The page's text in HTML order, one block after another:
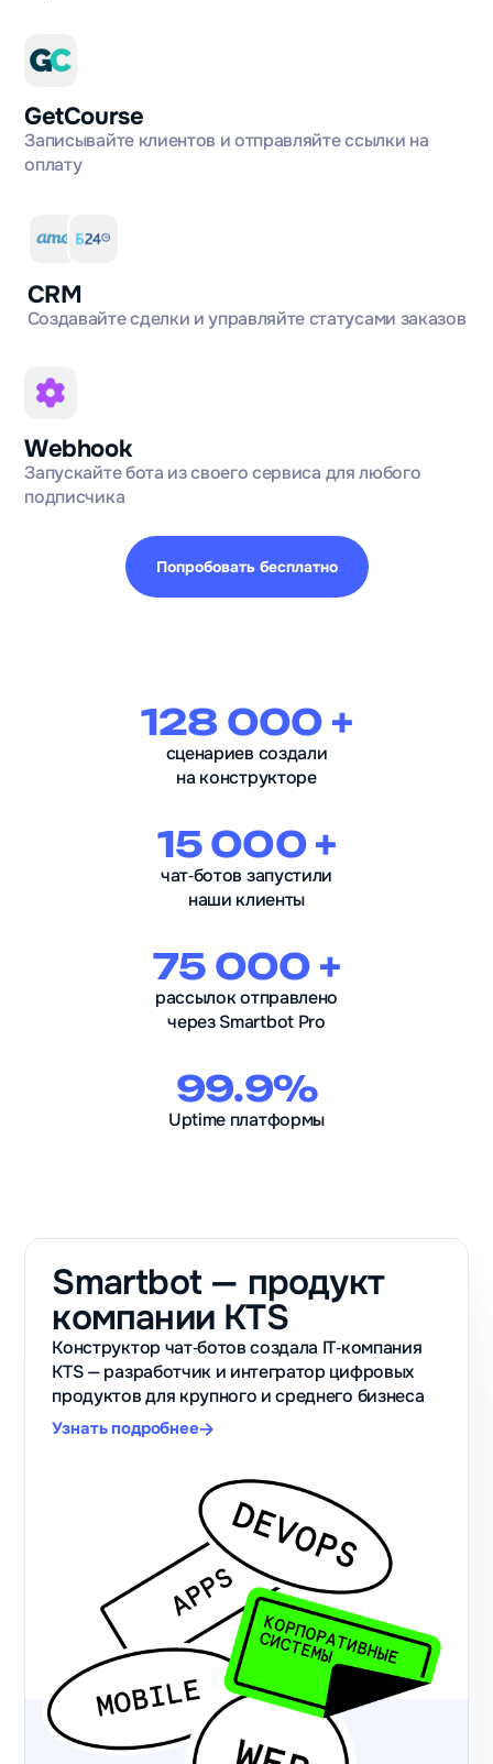
GetCourse
Записывайте клиентов и отправляйте ссылки на
оплату
CRM
Создавайте сделки и управляйте статусами заказов
Webhook
Запускайте бота из своего сервиса для любого
подписчика
Попробовать бесплатно
128 000 +
сценариев создали
на конструкторе
15 000 +
чат‑ботов запустили
наши клиенты
75 000 +
рассылок отправлено
через Smartbot Pro
99.9%
Uptime платформы
Smartbot — продукт
компании KTS
Конструктор чат‑ботов создала IT‑компания
KTS — разработчик и интегратор цифровых
продуктов для крупного и среднего бизнеса
Узнать подробнее